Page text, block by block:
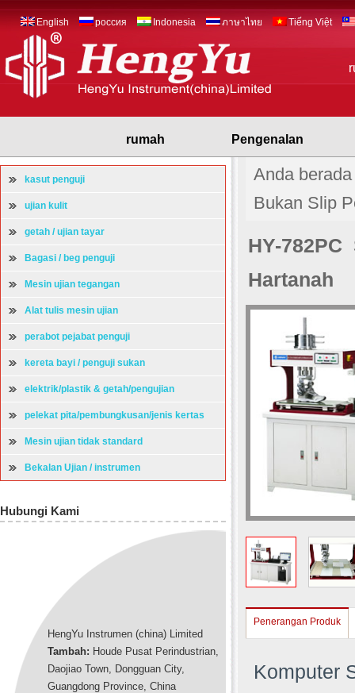
Tiếng Việt
ภาษาไทย
Indonesia
россия
English
rumah Pengenalan
kasut penguji
ujian kulit
getah / ujian tayar
Bagasi / beg penguji
Mesin ujian tegangan
Alat tulis mesin ujian
perabot pejabat penguji
kereta bayi / penguji sukan
elektrik/plastik & getah/pengujian
perkakasan
pelekat pita/pembungkusan/jenis kertas
mesin ujian
Mesin ujian tidak standard
Bekalan Ujian / instrumen
Hubungi Kami
HengYu Instrumen (china) Limited
Tambah: Houde Pusat Perindustrian,
Daojiao Town, Dongguan City,
Guangdong Province, China
Anda
Bukan Slip
HY-
Hartanah
Penerangan Produk
Komputer